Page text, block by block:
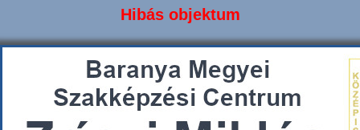
Hibás objektum